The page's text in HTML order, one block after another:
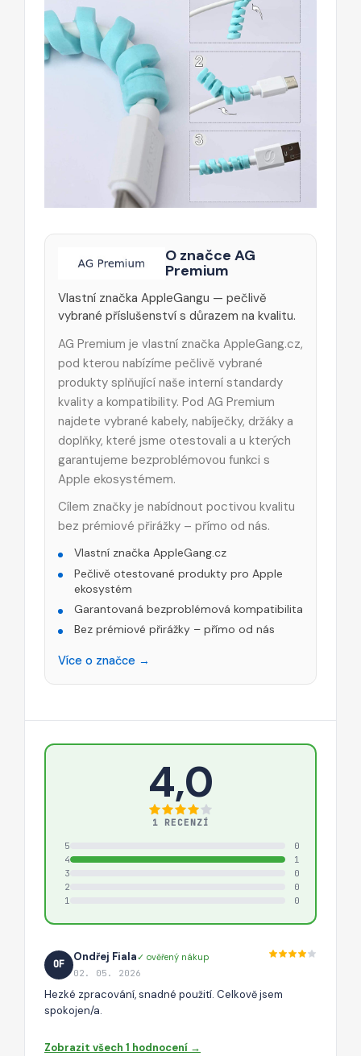
O značce AG
Premium
Vlastní značka AppleGangu — pečlivě
vybrané příslušenství s důrazem na kvalitu.
AG Premium je vlastní značka AppleGang.cz,
pod kterou nabízíme pečlivě vybrané
produkty splňující naše interní standardy
kvality a kompatibility. Pod AG Premium
najdete vybrané kabely, nabíječky, držáky a
doplňky, které jsme otestovali a u kterých
garantujeme bezproblémovou funkci s
Apple ekosystémem.
Cílem značky je nabídnout poctivou kvalitu
bez prémiové přirážky – přímo od nás.
Vlastní značka AppleGang.cz
Pečlivě otestované produkty pro Apple
ekosystém
Garantovaná bezproblémová kompatibilita
Bez prémiové přirážky – přímo od nás
Více o značce →
4,0
1 RECENZÍ
5
0
4
1
3
0
2
0
1
0
OF
Ondřej Fiala✓ ověřený nákup
02. 05. 2026
Hezké zpracování, snadné použití. Celkově jsem
spokojen/a.
Zobrazit všech 1 hodnocení →